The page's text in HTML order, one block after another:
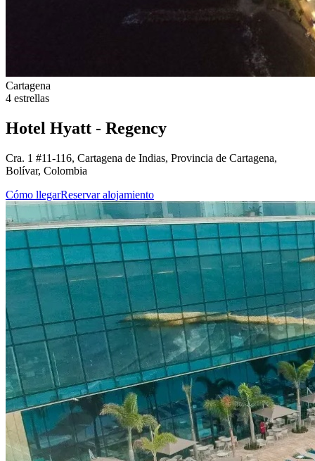
Cartagena
4 estrellas
Hotel Hyatt - Regency
Cra. 1 #11-116, Cartagena de Indias, Provincia de Cartagena,
Bolívar, Colombia
Cómo llegarReservar alojamiento